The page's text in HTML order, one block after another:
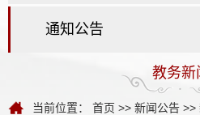
通知公告
教务新
当前位置： 首页 >> 新闻公告 >>